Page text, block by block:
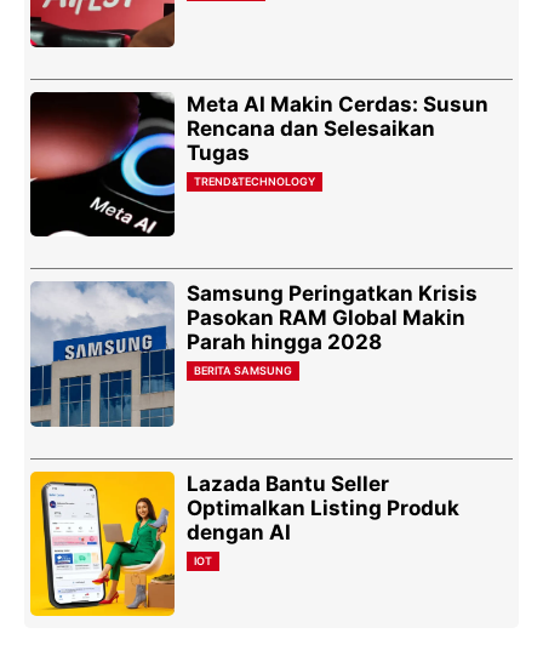
Meta AI Makin Cerdas: Susun
Rencana dan Selesaikan
Tugas
TREND&TECHNOLOGY
Samsung Peringatkan Krisis
Pasokan RAM Global Makin
Parah hingga 2028
BERITA SAMSUNG
Lazada Bantu Seller
Optimalkan Listing Produk
dengan AI
IOT